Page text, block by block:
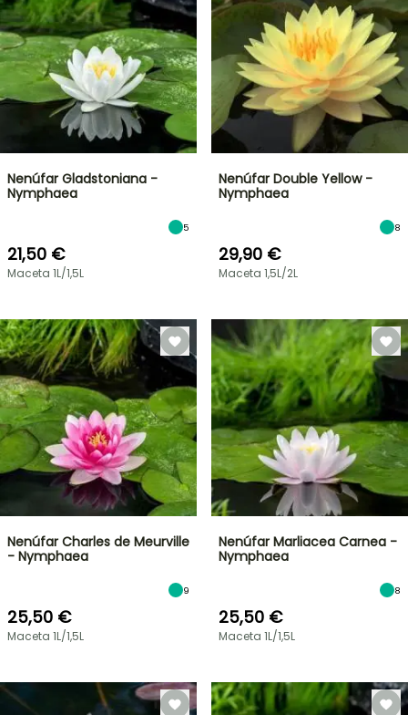
Nenúfar Gladstoniana -
Nymphaea
5
21,50 €
Maceta 1L/1,5L
Nenúfar Double Yellow -
Nymphaea
8
29,90 €
Maceta 1,5L/2L
Nenúfar Charles de Meurville
- Nymphaea
9
25,50 €
Maceta 1L/1,5L
Nenúfar Marliacea Carnea -
Nymphaea
8
25,50 €
Maceta 1L/1,5L